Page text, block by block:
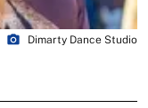
photo_camera Dimarty Dance Studio